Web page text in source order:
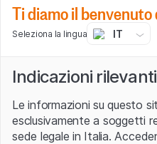
Ti diamo il benvenuto
Seleziona la lingua IT
Indicazioni rilevanti
Le informazioni su questo
esclusivamente a soggetti
sede legale in Italia.